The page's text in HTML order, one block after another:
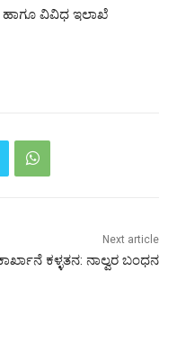
ವಿವಿಧ ಇಲಾಖೆ
Next article
ಕಳ್ಳತನ: ನಾಲ್ವರ ಬಂಧನ